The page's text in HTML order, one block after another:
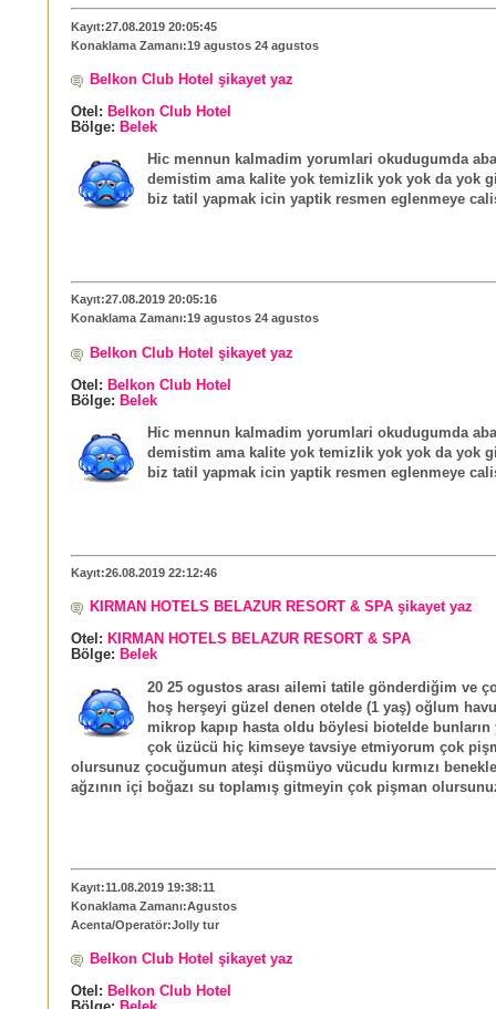
Kayıt:27.08.2019 20:05:45
Konaklama Zamanı:19 agustos 24 agustos
Belkon Club Hotel şikayet yaz
Otel: Belkon Club Hotel
Bölge: Belek
Hic mennun kalmadim yorumlari okudugumda
demistim ama kalite yok temizlik yok yok da yok
biz tatil yapmak icin yaptik resmen eglenmeye
Kayıt:27.08.2019 20:05:16
Konaklama Zamanı:19 agustos 24 agustos
Belkon Club Hotel şikayet yaz
Otel: Belkon Club Hotel
Bölge: Belek
Hic mennun kalmadim yorumlari okudugumda
demistim ama kalite yok temizlik yok yok da yok
biz tatil yapmak icin yaptik resmen eglenmeye
Kayıt:26.08.2019 22:12:46
KIRMAN HOTELS BELAZUR RESORT & SPA şikayet yaz
Otel: KIRMAN HOTELS BELAZUR RESORT & SPA
Bölge: Belek
20 25 ogustos arası ailemi tatile gönderdiğim ve
hoş herşeyi güzel denen otelde (1 yaş) oğlum
mikrop kapıp hasta oldu böylesi biotelde bunların
çok üzücü hiç kimseye tavsiye etmiyorum çok
olursunuz çocuğumun ateşi düşmüyo vücudu kırmızı
ağzının içi boğazı su toplamış gitmeyin çok pişman
Kayıt:11.08.2019 19:38:11
Konaklama Zamanı:Agustos
Acenta/Operatör:Jolly tur
Belkon Club Hotel şikayet yaz
Otel: Belkon Club Hotel